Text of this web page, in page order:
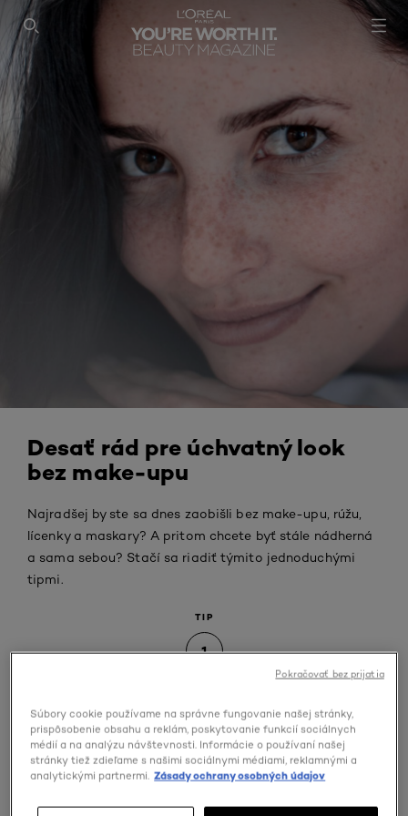
SEARCH THIS SITE
Desať rád pre úchvatný look
bez make-upu
Najradšej by ste sa dnes zaobišli bez make-upu, rúžu,
lícenky a maskary? A pritom chcete byť stále nádherná
a sama sebou? Stačí sa riadiť týmito jednoduchými
tipmi.
TIP
1
Pleť si čistite ráno a večer. Náležitú pozornosť venujte aj
očiam. Používajte čistiaci prípravok s takou
konzistenciou, ktorá vyhovuje vášmu typu pleti –
Súbory cookie používame na správne fungovanie našej stránky,
prispôsobenie obsahu a reklám, poskytovanie funkcií sociálnych
médií a na analýzu návštevnosti. Informácie o používaní našej
stránky tiež zdieľame s našimi sociálnymi médiami, reklamnými a
analytickými partnermi. Zásady ochrany osobných údajov
Pokračovať bez prijatia